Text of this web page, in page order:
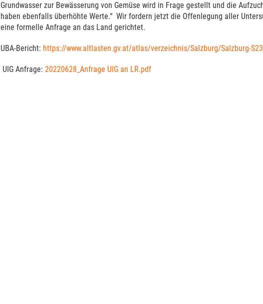
Grundwasser zur Bewässerung von Gemüse wird in Frage gestellt und die
haben ebenfalls überhöhte Werte.“ Wir fordern jetzt die Offenlegung aller
eine formelle Anfrage an das Land gerichtet.
UBA-Bericht: https://www.altlasten.gv.at/atlas/verzeichnis/Salzburg/Salzburg-
UIG Anfrage: 20220628_Anfrage UIG an LR.pdf